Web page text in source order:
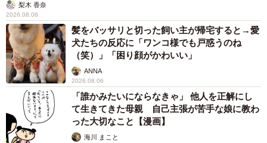
梨木 香奈
2026.08.06
髪をバッサリと切った飼い主が帰宅すると→愛
犬たちの反応に「ワンコ様でも戸惑うのね
（笑）」「困り顔がかわいい」
ANNA
2026.08.06
「誰かみたいにならなきゃ」 他人を正解にし
て生きてきた母親 自己主張が苦手な娘に教わ
った大切なこと【漫画】
海川 まこと